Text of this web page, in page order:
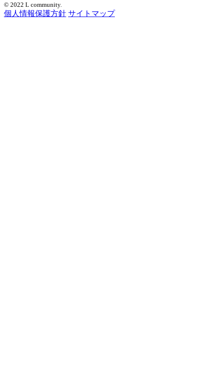
© 2022 L community.
個人情報保護方針 サイトマップ